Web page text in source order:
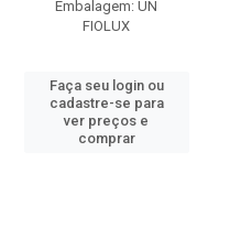
Embalagem: UN
FIOLUX
Faça seu login ou
cadastre-se para
ver preços e
comprar